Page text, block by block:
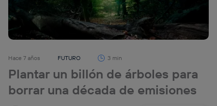
Hace 7 años FUTURO 3 min
Plantar un billón de árboles para
borrar una década de emisiones